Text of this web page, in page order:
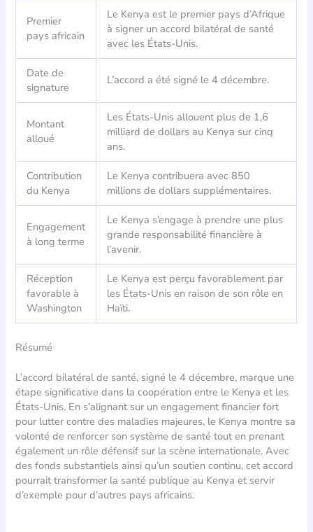
Premier
pays africain
Le Kenya est le premier pays d’Afrique
à signer un accord bilatéral de santé
avec les États-Unis.
Date de
signature
L’accord a été signé le 4 décembre.
Montant
alloué
Les États-Unis allouent plus de 1,6
milliard de dollars au Kenya sur cinq
ans.
Contribution
du Kenya
Le Kenya contribuera avec 850
millions de dollars supplémentaires.
Engagement
à long terme
Le Kenya s’engage à prendre une plus
grande responsabilité financière à
l’avenir.
Réception
favorable à
Washington
Le Kenya est perçu favorablement par
les États-Unis en raison de son rôle en
Haïti.
Résumé
L’accord bilatéral de santé, signé le 4 décembre, marque une
étape significative dans la coopération entre le Kenya et les
États-Unis. En s’alignant sur un engagement financier fort
pour lutter contre des maladies majeures, le Kenya montre sa
volonté de renforcer son système de santé tout en prenant
également un rôle défensif sur la scène internationale. Avec
des fonds substantiels ainsi qu’un soutien continu, cet accord
pourrait transformer la santé publique au Kenya et servir
d’exemple pour d’autres pays africains.